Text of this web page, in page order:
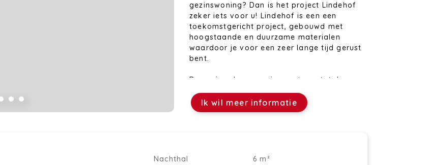
gezinswoning? Dan is het project Lindehof
zeker iets voor u! Lindehof is een een
toekomstgericht project, gebouwd met
hoogstaande en duurzame materialen
waardoor je voor een zeer lange tijd gerust
bent.
Deze nieuwbouwwoning met een totale
voorzien van 3 slaapkamers, met
mogelijkheid tot uitbreiding naar 5
comfortabele en zorgeloze woonst.
Ik wil meer informatie
Nachthal 6 m²